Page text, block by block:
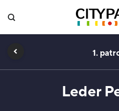
Leder
1.